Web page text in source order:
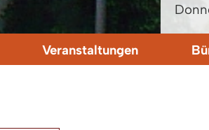
Veranstaltungen